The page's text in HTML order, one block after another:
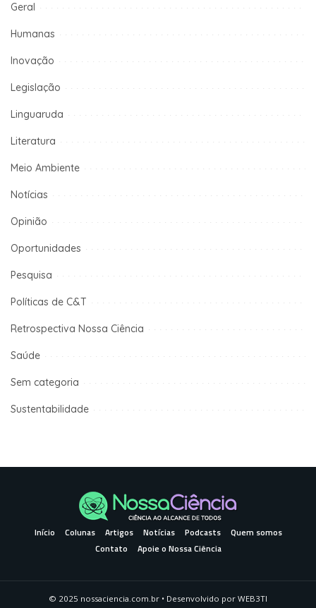
Geral
Humanas
Inovação
Legislação
Linguaruda
Literatura
Meio Ambiente
Notícias
Opinião
Oportunidades
Pesquisa
Políticas de C&T
Retrospectiva Nossa Ciência
Saúde
Sem categoria
Sustentabilidade
Início Colunas Artigos Notícias Podcasts
Quem somos
Contato
Apoie o Nossa Ciência
© 2025 nossaciencia.com.br • Desenvolvido por WEB3TI